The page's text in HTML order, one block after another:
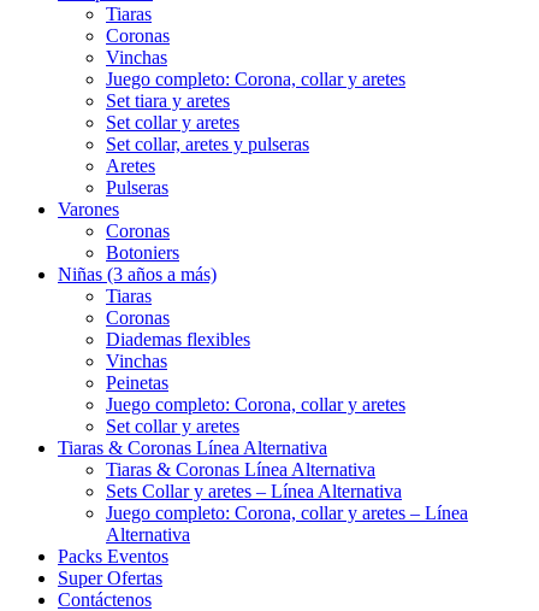
Tiaras
Coronas
Vinchas
Juego completo: Corona, collar y aretes
Set tiara y aretes
Set collar y aretes
Set collar, aretes y pulseras
Aretes
Pulseras
Varones
Coronas
Botoniers
Niñas (3 años a más)
Tiaras
Coronas
Diademas flexibles
Vinchas
Peinetas
Juego completo: Corona, collar y aretes
Set collar y aretes
Tiaras & Coronas Línea Alternativa
Tiaras & Coronas Línea Alternativa
Sets Collar y aretes – Línea Alternativa
Juego completo: Corona, collar y aretes – Línea
Alternativa
Packs Eventos
Super Ofertas
Contáctenos